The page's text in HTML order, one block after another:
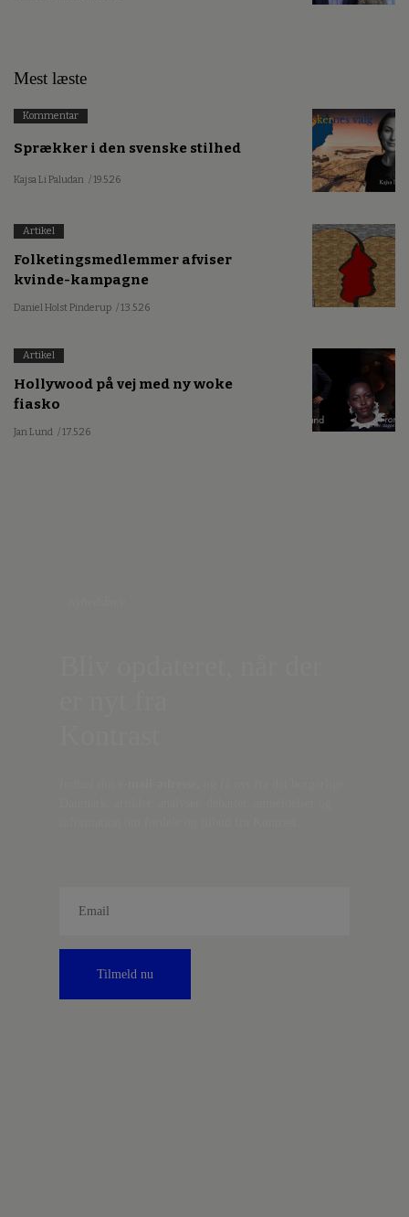
Mest læste
Kommentar
Sprækker i den svenske stilhed
Kajsa Li Paludan / 19.5.26
Artikel
Folketingsmedlemmer afviser
kvinde-kampagne
Daniel Holst Pinderup / 13.5.26
Artikel
Hollywood på vej med ny woke
fiasko
Jan Lund / 17.5.26
Tilmeld nu